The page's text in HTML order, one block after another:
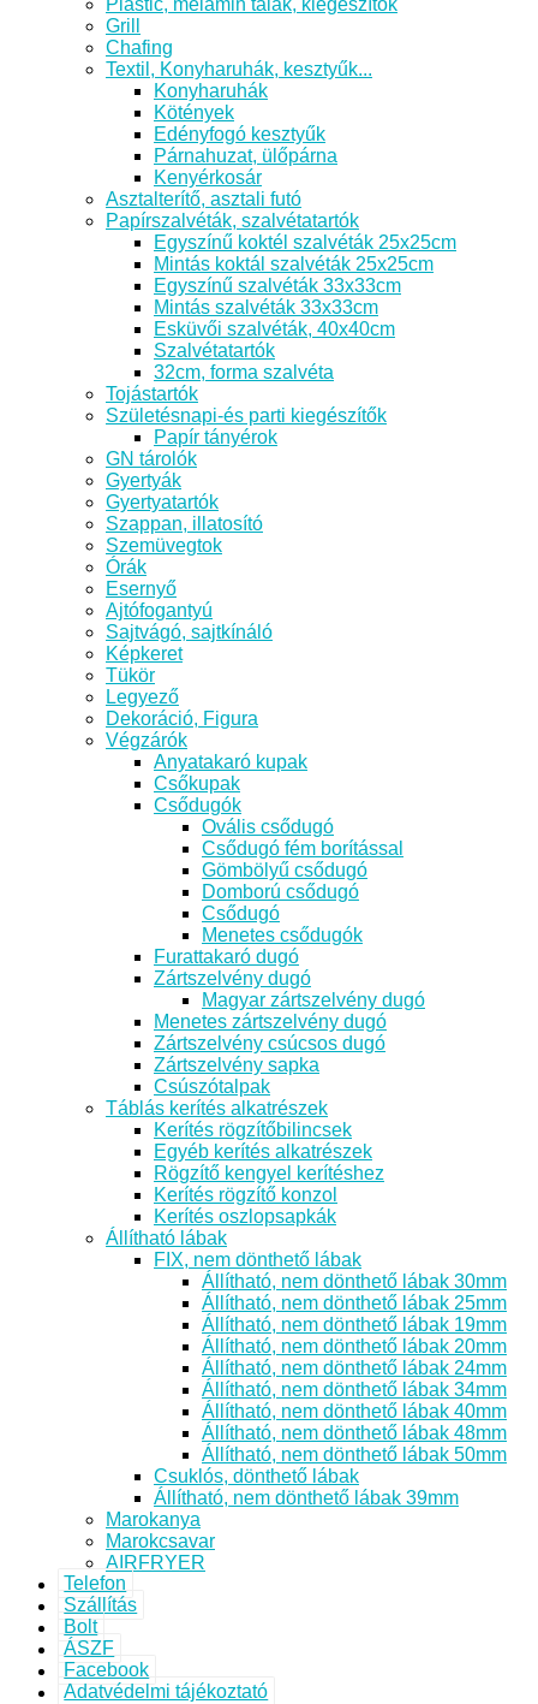
Grill
Chafing
Textil, Konyharuhák, kesztyűk...
Konyharuhák
Kötények
Edényfogó kesztyűk
Párnahuzat, ülőpárna
Kenyérkosár
Asztalterítő, asztali futó
Papírszalvéták, szalvétatartók
Egyszínű koktél szalvéták 25x25cm
Mintás koktál szalvéták 25x25cm
Egyszínű szalvéták 33x33cm
Mintás szalvéták 33x33cm
Esküvői szalvéták, 40x40cm
Szalvétatartók
32cm, forma szalvéta
Tojástartók
Születésnapi-és parti kiegészítők
Papír tányérok
GN tárolók
Gyertyák
Gyertyatartók
Szappan, illatosító
Szemüvegtok
Órák
Esernyő
Ajtófogantyú
Sajtvágó, sajtkínáló
Képkeret
Tükör
Legyező
Dekoráció, Figura
Végzárók
Anyatakaró kupak
Csőkupak
Csődugók
Ovális csődugó
Csődugó fém borítással
Gömbölyű csődugó
Domború csődugó
Csődugó
Menetes csődugók
Furattakaró dugó
Zártszelvény dugó
Magyar zártszelvény dugó
Menetes zártszelvény dugó
Zártszelvény csúcsos dugó
Zártszelvény sapka
Csúszótalpak
Táblás kerítés alkatrészek
Kerítés rögzítőbilincsek
Egyéb kerítés alkatrészek
Rögzítő kengyel kerítéshez
Kerítés rögzítő konzol
Kerítés oszlopsapkák
Állítható lábak
FIX, nem dönthető lábak
Állítható, nem dönthető lábak 30mm
Állítható, nem dönthető lábak 25mm
Állítható, nem dönthető lábak 19mm
Állítható, nem dönthető lábak 20mm
Állítható, nem dönthető lábak 24mm
Állítható, nem dönthető lábak 34mm
Állítható, nem dönthető lábak 40mm
Állítható, nem dönthető lábak 48mm
Állítható, nem dönthető lábak 50mm
Csuklós, dönthető lábak
Állítható, nem dönthető lábak 39mm
Marokanya
Marokcsavar
AIRFRYER
Telefon
Szállítás
Bolt
ÁSZF
Facebook
Adatvédelmi tájékoztató